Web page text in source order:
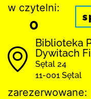
w czytelni:
0
Biblioteka
Dywitach
Sętal 24
11-001 Sętal
zarezerwowane: